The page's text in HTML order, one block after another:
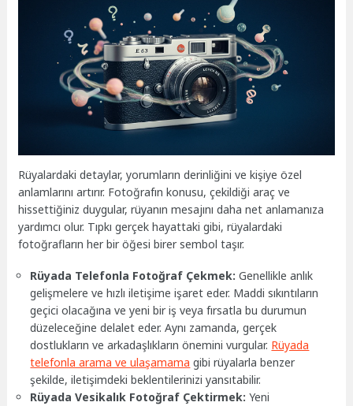
Rüyalardaki detaylar, yorumların derinliğini ve kişiye özel
anlamlarını artırır. Fotoğrafın konusu, çekildiği araç ve
hissettiğiniz duygular, rüyanın mesajını daha net anlamanıza
yardımcı olur. Tıpkı gerçek hayattaki gibi, rüyalardaki
fotoğrafların her bir öğesi birer sembol taşır.
Rüyada Telefonla Fotoğraf Çekmek: Genellikle anlık
gelişmelere ve hızlı iletişime işaret eder. Maddi sıkıntıların
geçici olacağına ve yeni bir iş veya fırsatla bu durumun
düzeleceğine delalet eder. Aynı zamanda, gerçek
dostlukların ve arkadaşlıkların önemini vurgular. Rüyada
telefonla arama ve ulaşamama gibi rüyalarla benzer
şekilde, iletişimdeki beklentilerinizi yansıtabilir.
Rüyada Vesikalık Fotoğraf Çektirmek: Yeni